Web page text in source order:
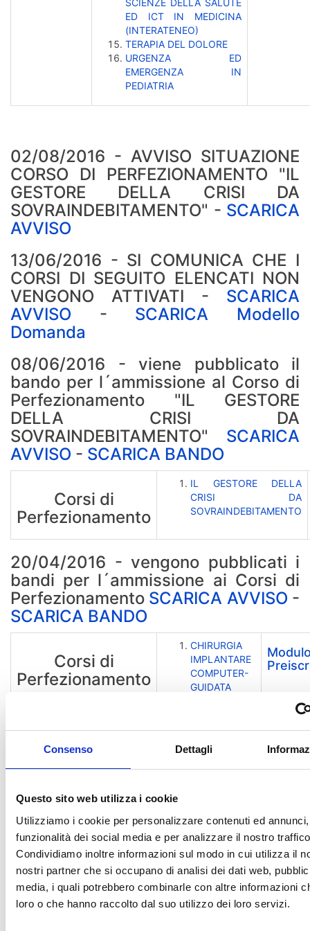
Consenso Dettagli
Questo sito web utilizza i cookie
Utilizziamo i cookie per personalizzare contenuti ed
funzionalità dei social media e per analizzare il nostro
Condividiamo inoltre informazioni sul modo in cui utilizza il
nostri partner che si occupano di analisi dei dati web,
media, i quali potrebbero combinarle con altre informazioni
loro o che hanno raccolto dal suo utilizzo dei loro servizi.
ED ICT IN MEDICINA
(INTERATENEO)
TERAPIA DEL DOLORE
URGENZA ED
EMERGENZA IN
PEDIATRIA
02/08/2016 - AVVISO SITUAZIONE
CORSO DI PERFEZIONAMENTO "IL
GESTORE DELLA CRISI DA
SOVRAINDEBITAMENTO" - SCARICA
AVVISO
13/06/2016 - SI COMUNICA CHE I
CORSI DI SEGUITO ELENCATI NON
VENGONO ATTIVATI - SCARICA
AVVISO - SCARICA Modello
Domanda
08/06/2016 - viene pubblicato il
bando per l´ammissione al Corso di
Perfezionamento "IL GESTORE
DELLA CRISI DA
SOVRAINDEBITAMENTO" SCARICA
AVVISO - SCARICA BANDO
Corsi di
Perfezionamento
IL GESTORE DELLA
CRISI DA
SOVRAINDEBITAMENTO
20/04/2016 - vengono pubblicati i
bandi per l´ammissione ai Corsi di
Perfezionamento SCARICA AVVISO -
SCARICA BANDO
Corsi di
Perfezionamento
CHIRURGIA
IMPLANTARE
COMPUTER-
GUIDATA
L'URGENZA E
IN PEDIATRIA
MALATTIE
20/04/2016 - vengono pubblicati i
bandi per l´ammissione ai Corsi di
AggiornamentoSCARICA AVVISO-
SCARICA BANDO CdA 'AESTHETIC
CARE'- SCARICA BANDO CdA